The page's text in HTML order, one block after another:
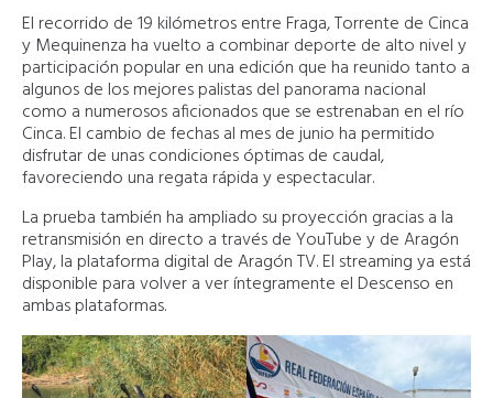
El recorrido de 19 kilómetros entre Fraga, Torrente de Cinca
y Mequinenza ha vuelto a combinar deporte de alto nivel y
participación popular en una edición que ha reunido tanto a
algunos de los mejores palistas del panorama nacional
como a numerosos aficionados que se estrenaban en el río
Cinca. El cambio de fechas al mes de junio ha permitido
disfrutar de unas condiciones óptimas de caudal,
favoreciendo una regata rápida y espectacular.
La prueba también ha ampliado su proyección gracias a la
retransmisión en directo a través de YouTube y de Aragón
Play, la plataforma digital de Aragón TV. El streaming ya está
disponible para volver a ver íntegramente el Descenso en
ambas plataformas.